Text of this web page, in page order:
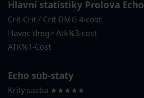
Hlavní statistiky Prolova Echo
Crit Crit / Crit DMG 4-cost
Havoc dmg> Atk%3-cost
ATK%1-Cost
Echo sub-staty
Krity sazba ★★★★★